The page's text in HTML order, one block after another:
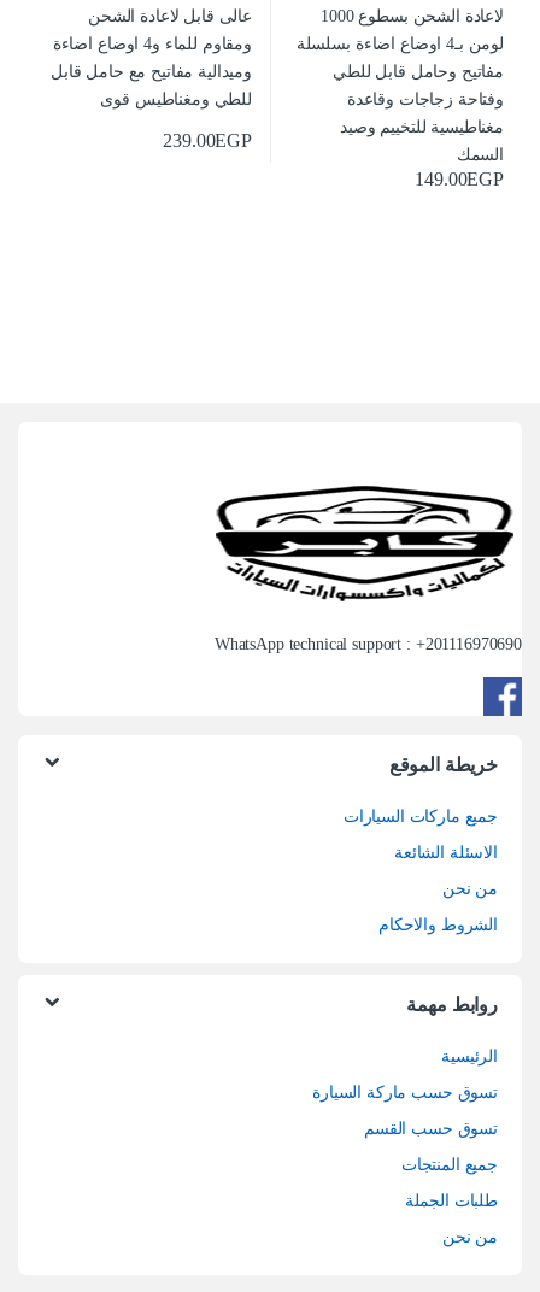
149.00EGP
239.00EGP
WhatsApp technical support : +201116970690
خريطة الموقع
جميع ماركات السيارات
الاسئلة الشائعة
من نحن
الشروط والاحكام
روابط مهمة
الرئيسية
تسوق حسب ماركة السيارة
تسوق حسب القسم
جميع المنتجات
طلبات الجملة
من نحن